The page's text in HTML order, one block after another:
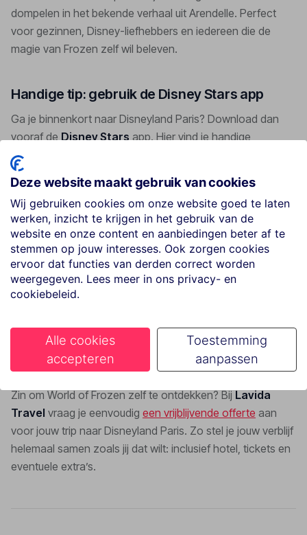
dompelen in het bekende verhaal uit Arendelle. Perfect
voor gezinnen, Disney-liefhebbers en iedereen die de
magie van Frozen zelf wil beleven.
Handige tip: gebruik de Disney Stars app
Ga je binnenkort naar Disneyland Paris? Download dan
vooraf deDisney Starsapp. Hier vind je handige
informatie zoals:
✔ De actuele plattegrond van het park
✔ Wachttijden van attracties
✔ Showtijden en parades
✔ Restaurantinformatie
✔ Handige routes door het park
Zo haal je nóg meer uit je Disney-dag en mis je niets van
Boek jouw Disneyland Paris-trip via Lavida
Travel
Zin om World of Frozen zelf te ontdekken? Bij Lavida
Travel vraag je eenvoudig een vrijblijvende offerte aan
voor jouw trip naar Disneyland Paris. Zo stel je jouw verblijf
helemaal samen zoals jij dat wilt: inclusief hotel, tickets en
eventuele extra’s.
Deze website maakt gebruik van cookies
Wij gebruiken cookies om onze website goed te laten
werken, inzicht te krijgen in het gebruik van de
website en onze content en aanbiedingen beter af te
stemmen op jouw interesses. Ook zorgen cookies
ervoor dat functies van derden correct worden
weergegeven. Lees meer in ons privacy- en
cookiebeleid.
Alle cookies
accepteren
Toestemming
aanpassen